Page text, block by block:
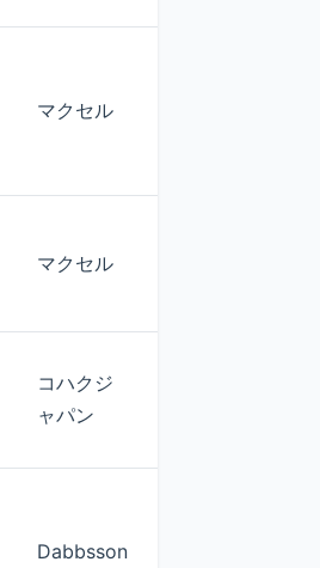
マクセル
マクセル
コハクジ
ャパン
Dabbsson